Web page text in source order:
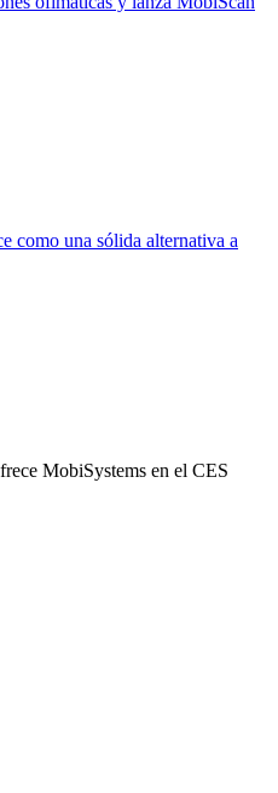
como una sólida alternativa a
MobiSystems en el CES